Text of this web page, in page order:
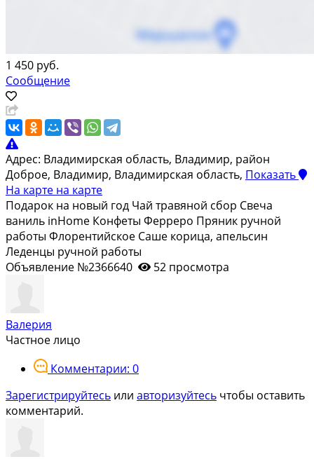
1 450 руб.
Сообщение
Адрес: Владимирская область, Владимир, район
Доброе, Владимир, Владимирская область, Показать
На карте на карте
Подарок на новый год Чай травяной сбор Свеча
ваниль inHome Конфеты Ферреро Пряник ручной
работы Флорентийское Саше корица, апельсин
Леденцы ручной работы
Объявление №2366640
52 просмотра
Валерия
Частное лицо
Комментарии: 0
Зарегистрируйтесь или авторизуйтесь чтобы оставить
комментарий.